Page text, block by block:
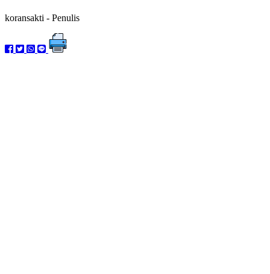
koransakti - Penulis